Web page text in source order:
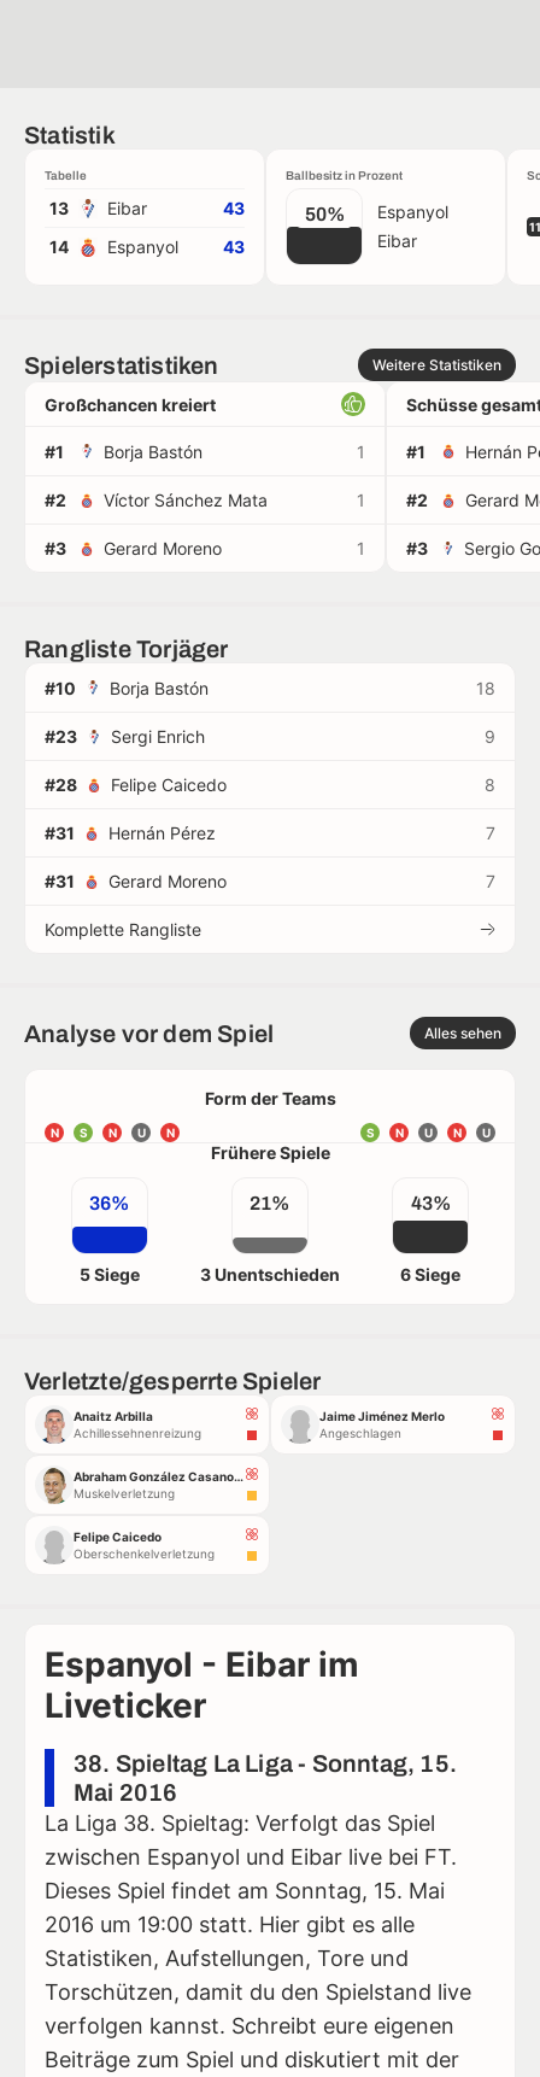
Statistik
Tabelle
13 Eibar
43
14
Espanyol 43
Ballbesitz in Prozent
50%
Espanyol
Eibar
11
Spielerstatistiken Weitere Statistiken
Großchancen kreiert
#1 Borja Bastón 1
#2 Víctor Sánchez Mata 1
#3 Gerard Moreno 1
Schüsse
#1 Hernán
#2 Gerard
#3
Rangliste Torjäger
#10 Borja Bastón 18
#23 Sergi Enrich 9
#28 Felipe Caicedo 8
#31 Hernán Pérez 7
#31 Gerard Moreno 7
Komplette Rangliste
Analyse vor dem Spiel Alles sehen
Form der Teams
N S N U N U
N
U
N
S
Frühere Spiele
36%
5 Siege
21%
3 Unentschieden
43%
6 Siege
Verletzte/gesperrte Spieler
Anaitz Arbilla
Achillessehnenreizung
Abraham González Casanova
Muskelverletzung
Felipe Caicedo
Oberschenkelverletzung
Jaime Jiménez Merlo
Angeschlagen
Espanyol - Eibar im
Liveticker
38. Spieltag La Liga - Sonntag, 15.
Mai 2016
La Liga 38. Spieltag: Verfolgt das Spiel
zwischen Espanyol und Eibar live bei FT.
Dieses Spiel findet am Sonntag, 15. Mai
2016 um 19:00 statt. Hier gibt es alle
Statistiken, Aufstellungen, Tore und
Torschützen, damit du den Spielstand live
verfolgen kannst. Schreibt eure eigenen
Beiträge zum Spiel und diskutiert mit der